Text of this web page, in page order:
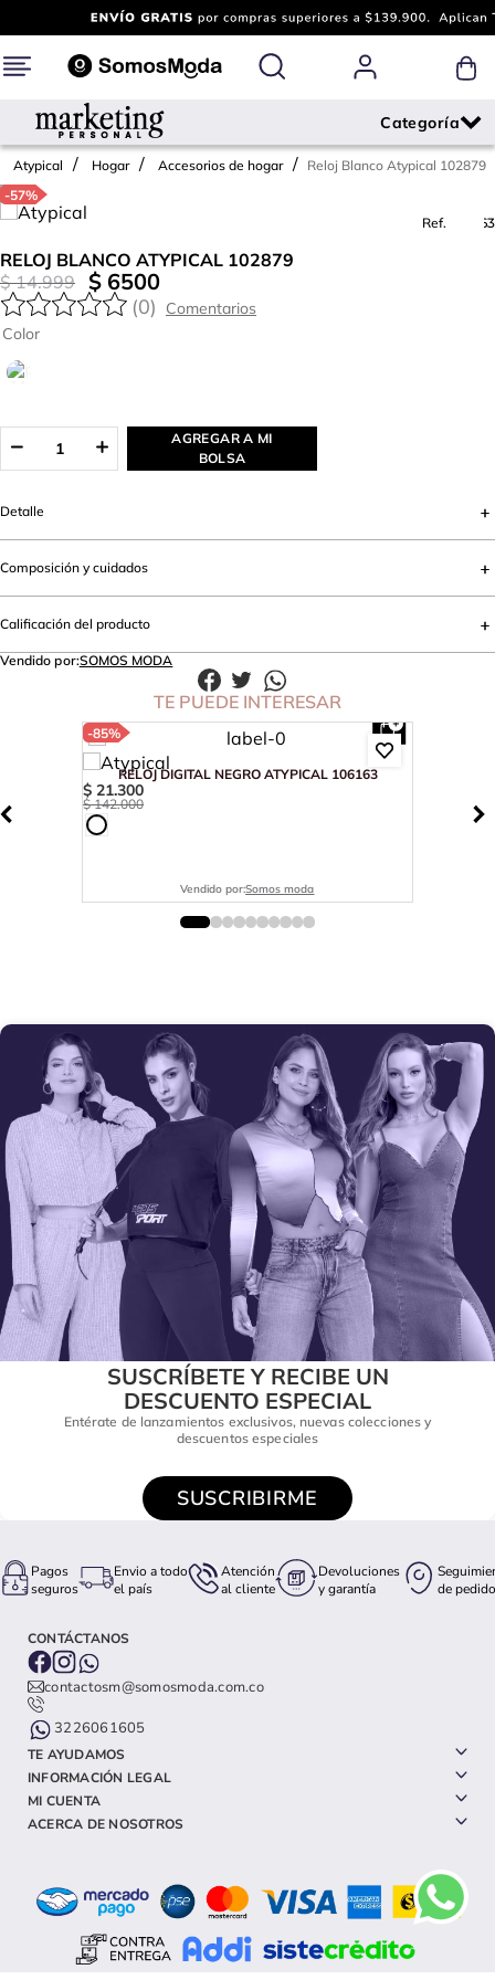
Atypical Hogar Accesorios de hogar
Reloj Blanco Atypical 102879
-57%
Ref.
749263
RELOJ BLANCO ATYPICAL 102879
$ 14.999 $ 6500
(0)
Color
AGREGAR A MI
BOLSA
Detalle
Composición y cuidados
Calificación del producto
Vendido por:SOMOS MODA
TE PUEDE INTERESAR
-85%
RELOJ DIGITAL NEGRO ATYPICAL 106163
$ 21.300
$ 142.000
Vendido por:Somos moda
SUSCRÍBETE Y RECIBE UN
DESCUENTO ESPECIAL
Entérate de lanzamientos exclusivos, nuevas colecciones y
descuentos especiales
SUSCRIBIRME
Pagos
seguros
Envio a todo
el país
Atención
al cliente
Devoluciones
y garantía
de pedido
CONTÁCTANOS
contactosm@somosmoda.com.co
3226061605
TE AYUDAMOS
INFORMACIÓN LEGAL
MI CUENTA
ACERCA DE NOSOTROS